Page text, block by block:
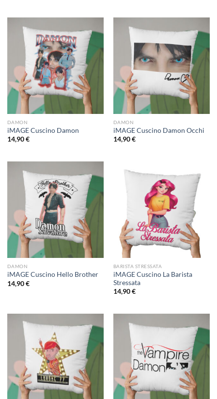
DAMON
iMAGE Cuscino Damon
14,90€
DAMON
iMAGE Cuscino Damon Occhi
14,90€
DAMON
iMAGE Cuscino Hello Brother
14,90€
BARISTA STRESSATA
iMAGE Cuscino La Barista
Stressata
14,90€